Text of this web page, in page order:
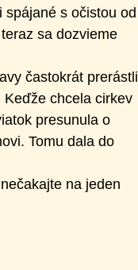
spájané s očistou od
sa dozvieme
častokrát prerástli
chcela cirkev
presunula o
Tomu dala do
na jeden